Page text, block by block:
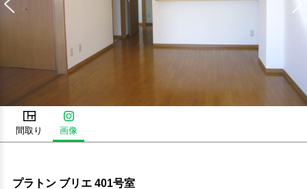
間取り 画像
プラトン ブリエ 401号室